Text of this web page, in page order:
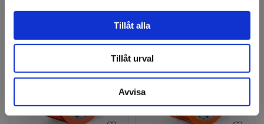
Tillåt alla
Tillåt urval
Avvisa
Relaterade produkter